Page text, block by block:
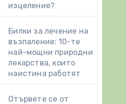
изцеление?
Билки за лечение на
възпаление: 10-те
най-мощни природни
лекарства, които
наистина работят
Отървете се от